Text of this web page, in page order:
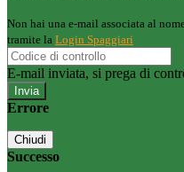
Non hai una e-mail associata al
tramite la Login Spaggiari
E-mail inviata, si prega di
Errore
Chiudi
Successo